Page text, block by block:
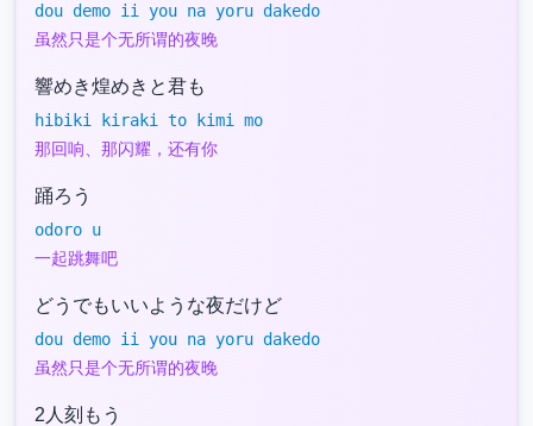
dou demo ii you na yoru dakedo
虽然只是个无所谓的夜晚
響めき煌めきと君も
hibiki kiraki to kimi mo
那回响、那闪耀，还有你
踊ろう
odoro u
一起跳舞吧
どうでもいいような夜だけど
dou demo ii you na yoru dakedo
虽然只是个无所谓的夜晚
2人刻もう